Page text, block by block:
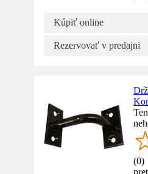
Kúpiť online
Rezervovať v predajni
(0)